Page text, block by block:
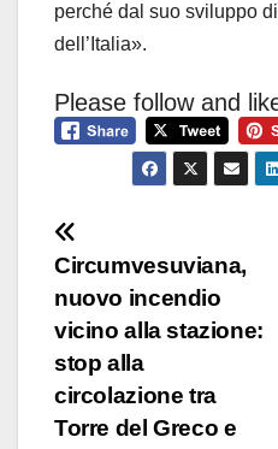
perché dal suo sviluppo
dell’Italia».
Please follow and
Navigazione
articoli
Circumvesuviana,
nuovo incendio
vicino alla stazione:
stop alla
circolazione tra
Torre del Greco e